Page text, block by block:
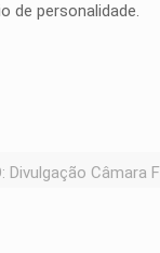
de personalidade.
Divulgação Câmara